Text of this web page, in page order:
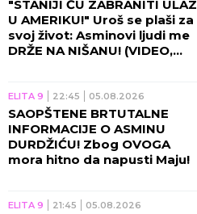
"STANIJI ĆU ZABRANITI ULAZ
U AMERIKU!" Uroš se plaši za
svoj život: Asminovi ljudi me
DRŽE NA NIŠANU! (VIDEO,
ELITA 9 22:45 05.08.2026
SAOPŠTENE BRTUTALNE
INFORMACIJE O ASMINU
DURDŽIĆU! Zbog OVOGA
mora hitno da napusti Maju!
ELITA 9 21:45 05.08.2026